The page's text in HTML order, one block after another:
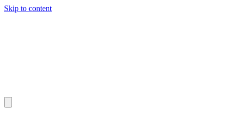
Skip to content